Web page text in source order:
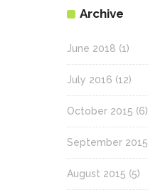
Archive
June 2018 (1)
July 2016 (12)
October 2015 (6)
September 2015
August 2015 (5)